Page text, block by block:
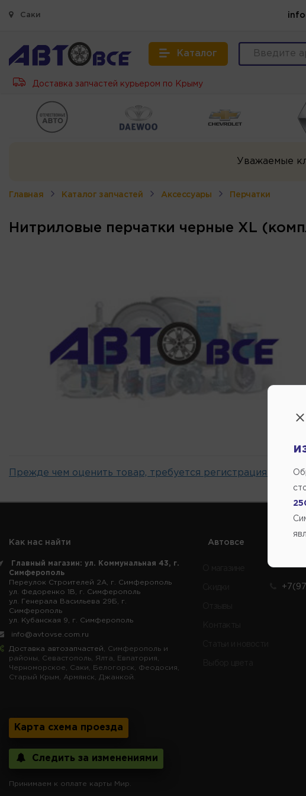
Саки
Каталог
Доставка запчастей курьером по Крыму
Уважаемые
Главная Каталог запчастей Аксессуары Перчатки
Нитриловые перчатки черные XL
Прежде чем оценить товар, требуется регистрация на
Как нас найти
Главный магазин: ул. Коммунальная 43, г.
Симферополь
Переулок Строителей 2А, г. Симферополь
ул. Федоренко 1В, г. Симферополь
ул. Генерала Васильева 29Б, г.
Симферополь
ул. Кубанская 9, г. Симферополь
info@avtovse.com.ru
Доставка автозапчастей , Симферополь и
районы, Севастополь, Ялта, Евпатория,
Черноморское, Саки, Белогорск, Феодосия,
Старый Крым, Армянск, Джанкой.
Карта схема проезда
Следить за изменениями
Принимаем к оплате карты Мир.
Автовсе